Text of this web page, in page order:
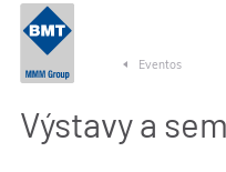
Eventos
Výstavy a